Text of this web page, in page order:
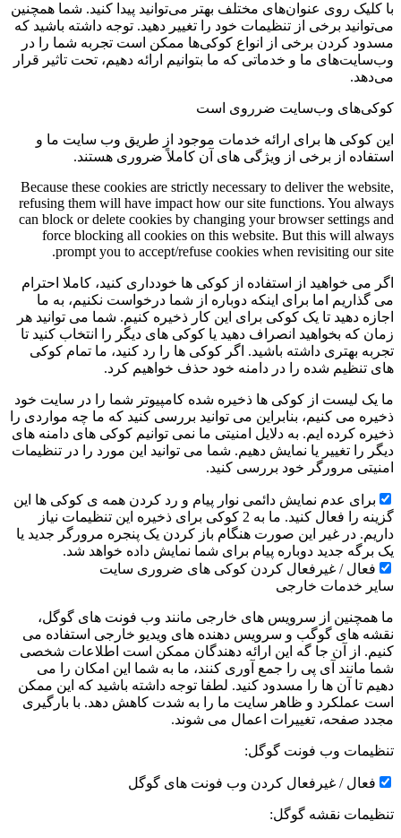
با کلیک روی عنوان‌های مختلف بهتر می‌توانید پیدا کنید. شما همچنین
می‌توانید برخی از تنظیمات خود را تغییر دهید. توجه داشته باشید که
مسدود کردن برخی از انواع کوکی‌ها ممکن است تجربه شما را در
وب‌سایت‌های ما و خدماتی که ما بتوانیم ارائه دهیم، تحت تاثیر قرار
می‌دهد.
کوکی‌های وب‌سایت ضرروی است
این کوکی ها برای ارائه خدمات موجود از طریق وب سایت ما و
استفاده از برخی از ویژگی های آن کاملاً ضروری هستند.
Because these cookies are strictly necessary to deliver the website,
refusing them will have impact how our site functions. You always
can block or delete cookies by changing your browser settings and
force blocking all cookies on this website. But this will always
prompt you to accept/refuse cookies when revisiting our site.
اگر می خواهید از استفاده از کوکی ها خودداری کنید، کاملا احترام
می گذاریم اما برای اینکه دوباره از شما درخواست نکنیم، به ما
اجازه دهید تا یک کوکی برای این کار ذخیره کنیم. شما می توانید هر
زمان که بخواهید انصراف دهید یا کوکی های دیگر را انتخاب کنید تا
تجربه بهتری داشته باشید. اگر کوکی ها را رد کنید، ما تمام کوکی
های تنظیم شده را در دامنه خود حذف خواهیم کرد.
ما یک لیست از کوکی ها ذخیره شده کامپیوتر شما را در سایت خود
ذخیره می کنیم، بنابراین می توانید بررسی کنید که ما چه مواردی را
ذخیره کرده ایم. به دلایل امنیتی ما نمی توانیم کوکی های دامنه های
دیگر را تغییر یا نمایش دهیم. شما می توانید این مورد را در تنظیمات
امنیتی مرورگر خود بررسی کنید.
برای عدم نمایش دائمی نوار پیام و رد کردن همه ی کوکی ها این
گزینه را فعال کنید. ما به 2 کوکی برای ذخیره این تنظیمات نیاز
داریم. در غیر این صورت هنگام باز کردن یک پنجره مرورگر جدید یا
یک برگه جدید دوباره پیام برای شما نمایش داده خواهد شد.
فعال / غیرفعال کردن کوکی های ضروری سایت
سایر خدمات خارجی
ما همچنین از سرویس های خارجی مانند وب فونت های گوگل،
نقشه های گوگب و سرویس دهنده های ویدیو خارجی استفاده می
کنیم. از آن جا گه این ارائه دهندگان ممکن است اطلاعات شخصی
شما مانند آی پی را جمع آوری کنند، ما به شما این امکان را می
دهیم تا آن ها را مسدود کنید. لطفا توجه داشته باشید که این ممکن
است عملکرد و ظاهر سایت ما را به شدت کاهش دهد. با بارگیری
مجدد صفحه، تغییرات اعمال می شوند.
تنظیمات وب فونت گوگل:
فعال / غیرفعال کردن وب فونت های گوگل
تنظیمات نقشه گوگل: